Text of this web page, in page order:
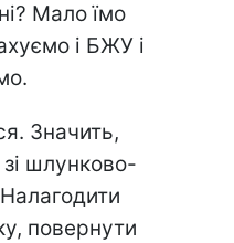
Мало їмо
і БЖУ і
Значить,
шлунково-
повернути